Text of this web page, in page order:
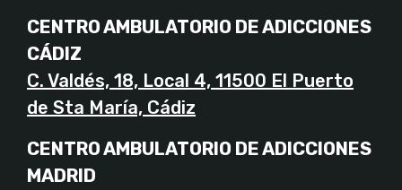
CENTRO AMBULATORIO DE ADICCIONES
CÁDIZ
C. Valdés, 18, Local 4, 11500 El Puerto
de Sta María, Cádiz
CENTRO AMBULATORIO DE ADICCIONES
MADRID